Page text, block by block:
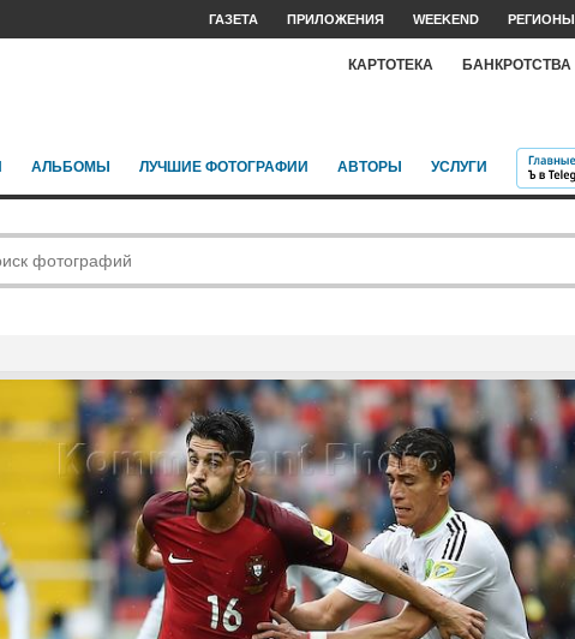
ГАЗЕТА ПРИЛОЖЕНИЯ WEEKEND РЕГИОНЫ
КАРТОТЕКА БАНКРОТСТВА
АЛЬБОМЫ ЛУЧШИЕ ФОТОГРАФИИ АВТОРЫ УСЛУГИ